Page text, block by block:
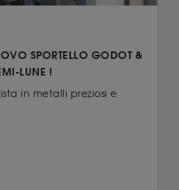
SPORTELLO GODOT &
LUNE !
in metalli preziosi e